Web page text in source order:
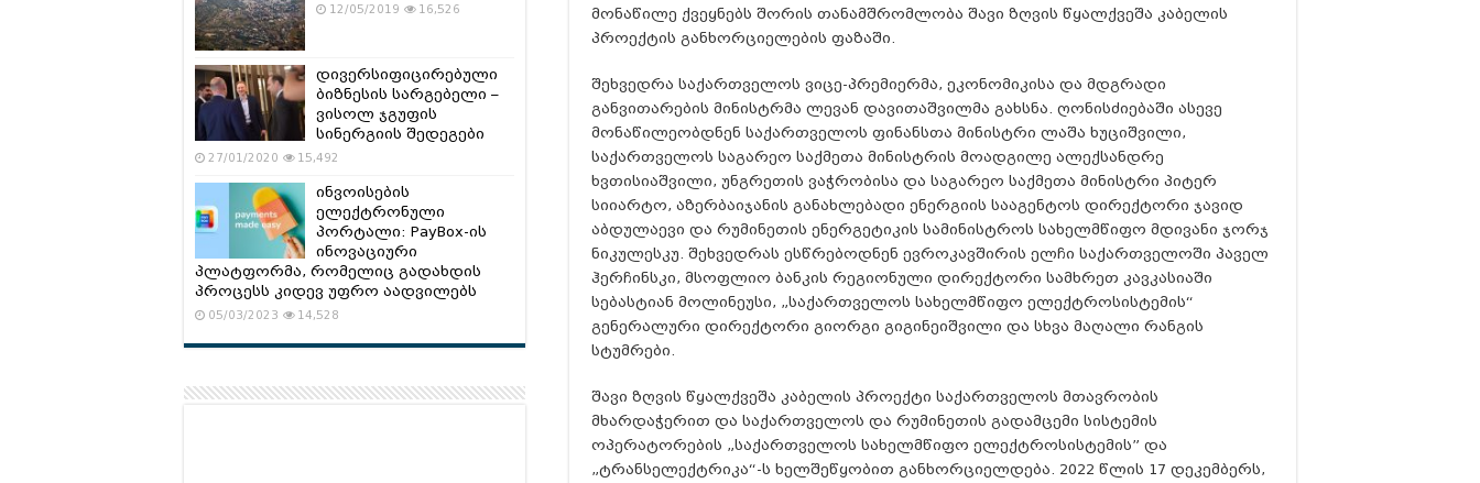
მონაწილე ქვეყნებს შორის თანამშრომლობა შავი ზღვის წყალქვეშა კაბელის
პროექტის განხორციელების ფაზაში.
შეხვედრა საქართველოს ვიცე-პრემიერმა, ეკონომიკისა და მდგრადი
განვითარების მინისტრმა ლევან დავითაშვილმა გახსნა. ღონისძიებაში ასევე
მონაწილეობდნენ საქართველოს ფინანსთა მინისტრი ლაშა ხუციშვილი,
საქართველოს საგარეო საქმეთა მინისტრის მოადგილე ალექსანდრე
ხვთისიაშვილი, უნგრეთის ვაჭრობისა და საგარეო საქმეთა მინისტრი პიტერ
სიიარტო, აზერბაიჯანის განახლებადი ენერგიის სააგენტოს დირექტორი ჯავიდ
აბდულაევი და რუმინეთის ენერგეტიკის სამინისტროს სახელმწიფო მდივანი ჯორჯ
ნიკულესკუ. შეხვედრას ესწრებოდნენ ევროკავშირის ელჩი საქართველოში პაველ
ჰერჩინსკი, მსოფლიო ბანკის რეგიონული დირექტორი სამხრეთ კავკასიაში
სებასტიან მოლინეუსი, „საქართველოს სახელმწიფო ელექტროსისტემის“
გენერალური დირექტორი გიორგი გიგინეიშვილი და სხვა მაღალი რანგის
სტუმრები.
შავი ზღვის წყალქვეშა კაბელის პროექტი საქართველოს მთავრობის
მხარდაჭერით და საქართველოს და რუმინეთის გადამცემი სისტემის
ოპერატორების „საქართველოს სახელმწიფო ელექტროსისტემის” და
„ტრანსელექტრიკა“-ს ხელშეწყობით განხორციელდება. 2022 წლის 17 დეკემბერს,
12/05/2019 16,526
დივერსიფიცირებული
ბიზნესის სარგებელი –
ვისოლ ჯგუფის
სინერგიის შედეგები
27/01/2020 15,492
ინვოისების
ელექტრონული
პორტალი: PayBox-ის
ინოვაციური
პლატფორმა, რომელიც გადახდის
პროცესს კიდევ უფრო აადვილებს
05/03/2023 14,528